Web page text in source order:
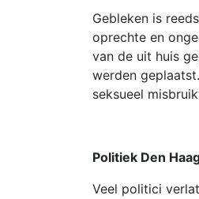
Gebleken is
oprechte en
van de uit huis
werden
seksueel
Politiek Den
Veel politici